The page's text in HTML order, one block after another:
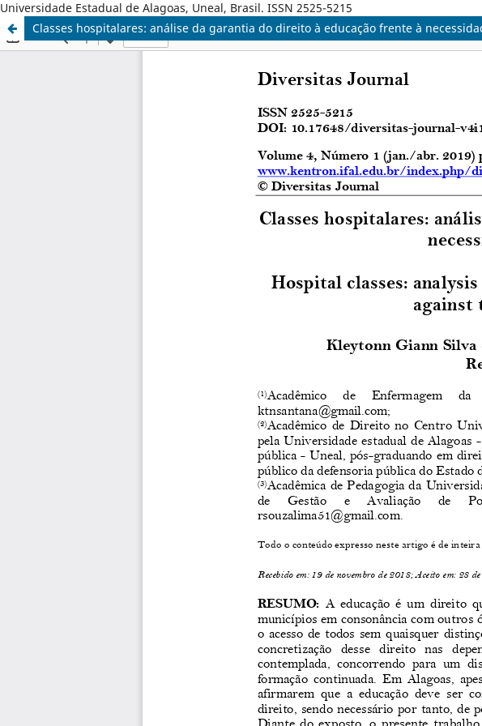
Universidade Estadual de Alagoas, Uneal, Brasil. ISSN 2525-5215
Classes hospitalares: análise da garantia do direito à educação frente à